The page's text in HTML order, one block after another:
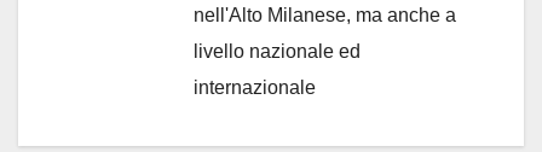
nell'Alto Milanese, ma anche a
livello nazionale ed
internazionale